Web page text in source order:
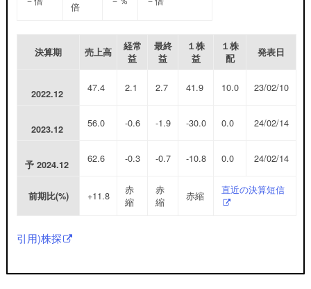
倍
決算期 売上高
経常
益
最終
益
１株
益
１株
配
発表日
2022.12 47.4 2.1 2.7 41.9 10.0 23/02/10
2023.12 56.0 -0.6 -1.9 -30.0 0.0 24/02/14
予2024.12 62.6 -0.3 -0.7 -10.8 0.0 24/02/14
前期比(%) +11.8
赤
縮
赤
縮
赤縮 直近の決算短信
引用)株探